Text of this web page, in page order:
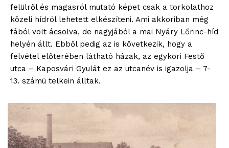
felülről és magasról mutató képet csak a torkolathoz
közeli hídról lehetett elkészíteni. Ami akkoriban még
fából volt ácsolva, de nagyjából a mai Nyáry Lőrinc-híd
helyén állt. Ebből pedig az is következik, hogy a
felvétel előterében látható házak, az egykori Festő
utca – Kaposvári Gyulát ez az utcanév is igazolja – 7-
13. számú telkein álltak.